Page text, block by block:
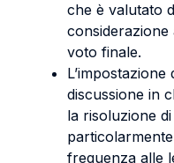
che è valutato
considerazione
voto finale.
discussione in
la risoluzione
frequenza alle